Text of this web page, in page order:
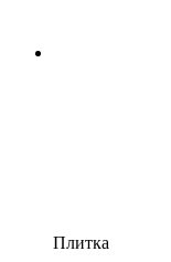
Плитка